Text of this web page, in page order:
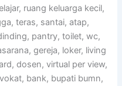
ruang keluarga kecil,
teras, santai, atap,
pantry, toilet, wc,
gereja, loker, living
dosen, virtual per view,
bank, bupati bumn,